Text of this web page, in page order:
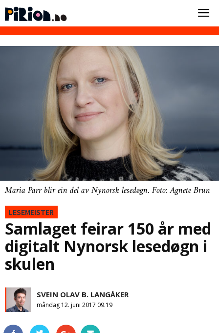
Maria Parr blir ein del av Nynorsk lesedøgn. Foto: Agnete Brun
LESEMEISTER
Samlaget feirar 150 år med
digitalt Nynorsk lesedøgn i
skulen
SVEIN OLAV B. LANGÅKER
måndag 12. juni 2017 09.19